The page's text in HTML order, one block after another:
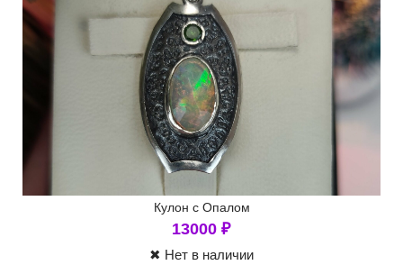
Кулон с Опалом
13000 ₽
✖ Нет в наличии